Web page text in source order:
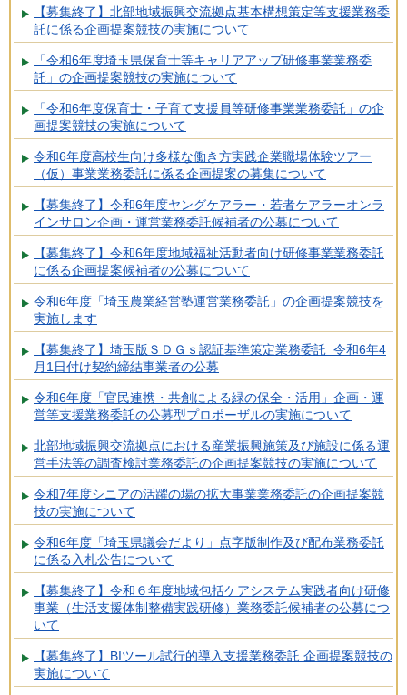
【募集終了】北部地域振興交流拠点基本構想策定等支援業務委
託に係る企画提案競技の実施について
「令和6年度埼玉県保育士等キャリアアップ研修事業業務委
託」の企画提案競技の実施について
「令和6年度保育士・子育て支援員等研修事業業務委託」の企
画提案競技の実施について
令和6年度高校生向け多様な働き方実践企業職場体験ツアー
（仮）事業業務委託に係る企画提案の募集について
【募集終了】令和6年度ヤングケアラー・若者ケアラーオンラ
インサロン企画・運営業務委託候補者の公募について
【募集終了】令和6年度地域福祉活動者向け研修事業業務委託
に係る企画提案候補者の公募について
令和6年度「埼玉農業経営塾運営業務委託」の企画提案競技を
実施します
【募集終了】埼玉版ＳＤＧｓ認証基準策定業務委託 令和6年4
月1日付け契約締結事業者の公募
令和6年度「官民連携・共創による緑の保全・活用」企画・運
営等支援業務委託の公募型プロポーザルの実施について
北部地域振興交流拠点における産業振興施策及び施設に係る運
営手法等の調査検討業務委託の企画提案競技の実施について
令和7年度シニアの活躍の場の拡大事業業務委託の企画提案競
技の実施について
令和6年度「埼玉県議会だより」点字版制作及び配布業務委託
に係る入札公告について
【募集終了】令和６年度地域包括ケアシステム実践者向け研修
事業（生活支援体制整備実践研修）業務委託候補者の公募につ
いて
【募集終了】BIツール試行的導入支援業務委託 企画提案競技の
実施について